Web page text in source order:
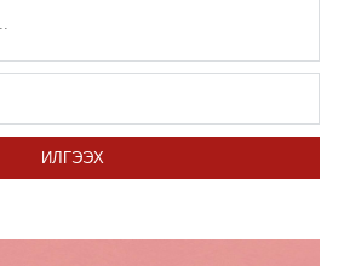
ИЛГЭЭХ